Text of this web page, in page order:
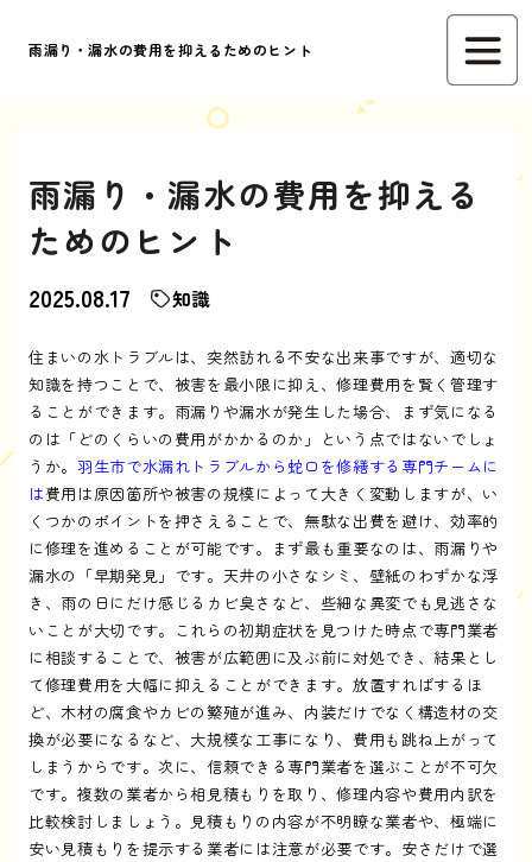
雨漏り・漏水の費用を抑えるためのヒント
雨漏り・漏水の費用を抑える
ためのヒント
2025.08.17 知識
住まいの水トラブルは、突然訪れる不安な出来事ですが、適切な
知識を持つことで、被害を最小限に抑え、修理費用を賢く管理す
ることができます。雨漏りや漏水が発生した場合、まず気になる
のは「どのくらいの費用がかかるのか」という点ではないでしょ
うか。 羽生市で水漏れトラブルから蛇口を修繕する専門チームに
は費用は原因箇所や被害の規模によって大きく変動しますが、い
くつかのポイントを押さえることで、無駄な出費を避け、効率的
に修理を進めることが可能です。まず最も重要なのは、雨漏りや
漏水の「早期発見」です。天井の小さなシミ、壁紙のわずかな浮
き、雨の日にだけ感じるカビ臭さなど、些細な異変でも見逃さな
いことが大切です。これらの初期症状を見つけた時点で専門業者
に相談することで、被害が広範囲に及ぶ前に対処でき、結果とし
て修理費用を大幅に抑えることができます。放置すればするほ
ど、木材の腐食やカビの繁殖が進み、内装だけでなく構造材の交
換が必要になるなど、大規模な工事になり、費用も跳ね上がって
しまうからです。次に、信頼できる専門業者を選ぶことが不可欠
です。複数の業者から相見積もりを取り、修理内容や費用内訳を
比較検討しましょう。見積もりの内容が不明瞭な業者や、極端に
安い見積もりを提示する業者には注意が必要です。安さだけで選